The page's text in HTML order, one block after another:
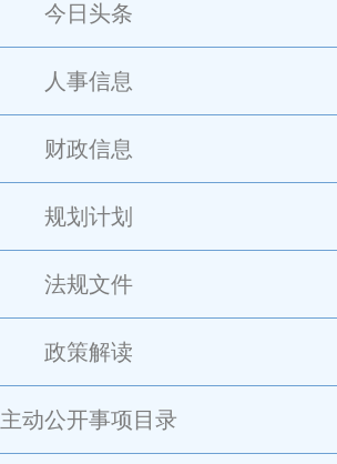
今日头条
人事信息
财政信息
规划计划
法规文件
政策解读
主动公开事项目录